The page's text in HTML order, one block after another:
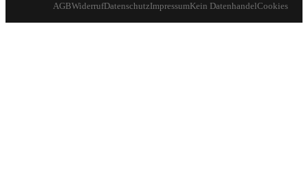
AGBWiderrufDatenschutzImpressumKein DatenhandelCookies